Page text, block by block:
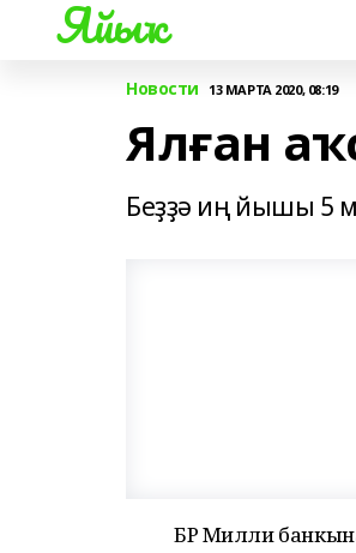
Яйыҡ
Новости 13 МАРТА 2020, 08:19
Ялған
Беҙҙә иң йышы 5
БР Милли банкынан